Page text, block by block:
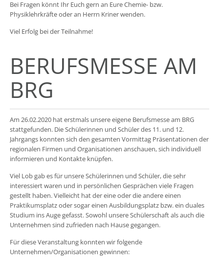
Bei Fragen könnt Ihr Euch gern an Eure Chemie- bzw.
Physiklehrkräfte oder an Herrn Kriner wenden.
Viel Erfolg bei der Teilnahme!
BERUFSMESSE AM
BRG
Am 26.02.2020 hat erstmals unsere eigene Berufsmesse am BRG
stattgefunden. Die Schülerinnen und Schüler des 11. und 12.
Jahrgangs konnten sich den gesamten Vormittag Präsentationen der
regionalen Firmen und Organisationen anschauen, sich individuell
informieren und Kontakte knüpfen.
Viel Lob gab es für unsere Schülerinnen und Schüler, die sehr
interessiert waren und in persönlichen Gesprächen viele Fragen
gestellt haben. Vielleicht hat der eine oder die andere einen
Praktikumsplatz oder sogar einen Ausbildungsplatz bzw. ein duales
Studium ins Auge gefasst. Sowohl unsere Schülerschaft als auch die
Unternehmen sind zufrieden nach Hause gegangen.
Für diese Veranstaltung konnten wir folgende
Unternehmen/Organisationen gewinnen: